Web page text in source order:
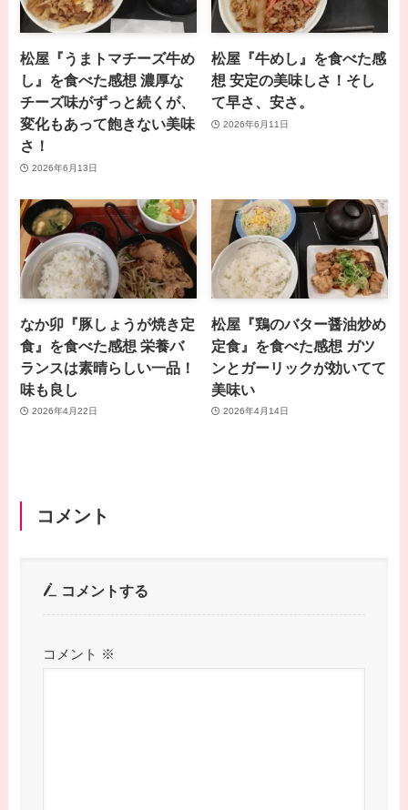
松屋『うまトマチーズ牛め
し』を食べた感想 濃厚な
チーズ味がずっと続くが、
変化もあって飽きない美味
さ！
2026年6月13日
松屋『牛めし』を食べた感
想 安定の美味しさ！そし
て早さ、安さ。
2026年6月11日
なか卯『豚しょうが焼き定
食』を食べた感想 栄養バ
ランスは素晴らしい一品！
味も良し
2026年4月22日
松屋『鶏のバター醤油炒め
定食』を食べた感想 ガツ
ンとガーリックが効いてて
美味い
2026年4月14日
コメント
コメントする
コメント ※